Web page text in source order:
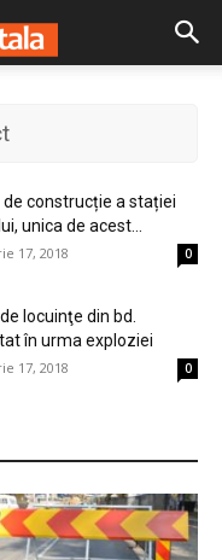
construcție a stației
unica de acest...
17, 2018 0
locuinţe din bd.
în urma exploziei
17, 2018 0